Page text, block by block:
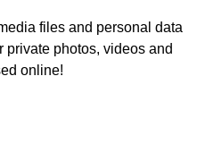
files and personal data
private photos, videos and
online!